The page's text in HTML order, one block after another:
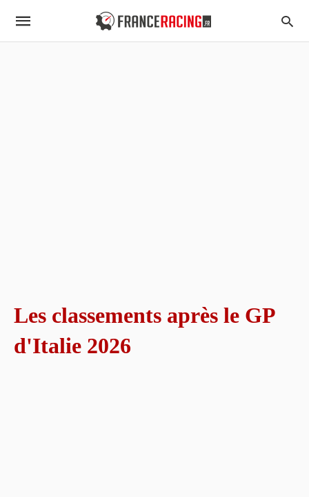
Les classements après le GP
d'Italie 2026